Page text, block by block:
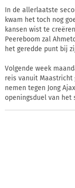
In de allerlaatste
kwam het toch nog
kansen wist te
Peereboom zal
het geredde punt bij
Volgende week
reis vanuit Maastricht
nemen tegen Jong
openingsduel van het